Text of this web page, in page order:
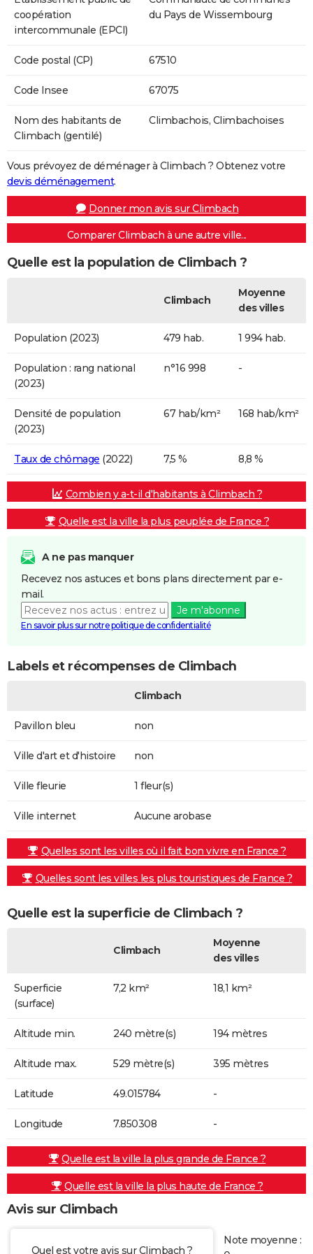
coopération
intercommunale (EPCI)
du Pays de Wissembourg
Code postal (CP) 67510
Code Insee 67075
Nom des habitants de
Climbach (gentilé)
Climbachois, Climbachoises
Vous prévoyez de déménager à Climbach ? Obtenez votre
devis déménagement.
Donner mon avis sur Climbach
Comparer Climbach à une autre ville...
Quelle est la population de Climbach ?
Climbach
Moyenne
des villes
Population (2023) 479 hab. 1 994 hab.
Population : rang national
(2023)
n°16 998 -
Densité de population
(2023)
67 hab/km² 168 hab/km²
Taux de chômage (2022) 7,5 % 8,8 %
Combien y a-t-il d'habitants à Climbach ?
Quelle est la ville la plus peuplée de France ?
A ne pas manquer
Recevez nos astuces et bons plans directement par e-
mail.
Je m'abonne
En savoir plus sur notre politique de confidentialité
Labels et récompenses de Climbach
Climbach
Pavillon bleu non
Ville d'art et d'histoire non
Ville fleurie 1 fleur(s)
Ville internet Aucune arobase
Quelles sont les villes où il fait bon vivre en France ?
Quelles sont les villes les plus touristiques de France ?
Quelle est la superficie de Climbach ?
Climbach
Moyenne
des villes
Superficie
(surface)
7,2 km² 18,1 km²
Altitude min. 240 mètre(s) 194 mètres
Altitude max. 529 mètre(s) 395 mètres
Latitude 49.015784 -
Longitude 7.850308 -
Quelle est la ville la plus grande de France ?
Quelle est la ville la plus haute de France ?
Avis sur Climbach
Quel est votre avis sur Climbach ?
Note moyenne :